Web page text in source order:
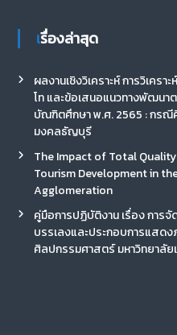
เรื่องล่าสุด
ผลงานเชิงวิเคราะห์ การวิเค
โท และข้อเสนอแนวทางพัฒน
บัณฑิตศึกษา พ.ศ. 2565 : กรณี
มงคลธัญบุรี
The Impact of Total
Tourism Development in
Agglomeration
คู่มือการปฏิบัติงาน เรื่อง การ
บรรเลงและประกอบการแสด
ศิลปกรรมศาสตร์ มหาวิทยาลั